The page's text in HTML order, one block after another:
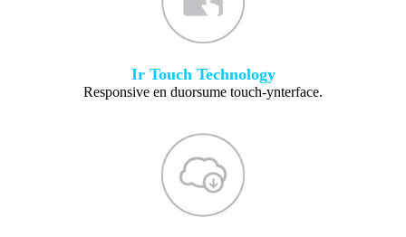
Ir Touch Technology
Responsive en duorsume touch-ynterface.